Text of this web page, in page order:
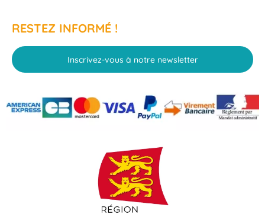
RESTEZ INFORMÉ !
Inscrivez-vous à notre newsletter